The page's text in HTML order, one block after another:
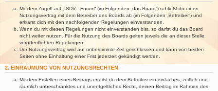
Mit dem Zugriff auf „ISDV - Forum“ (im Folgenden „das Board“) schließt du einen
Nutzungsvertrag mit dem Betreiber des Boards ab (im Folgenden „Betreiber“) und
erklärst dich mit den nachfolgenden Regelungen einverstanden.
Wenn du mit diesen Regelungen nicht einverstanden bist, so darfst du das Board
nicht weiter nutzen. Für die Nutzung des Boards gelten jeweils die an dieser Stelle
veröffentlichten Regelungen.
Der Nutzungsvertrag wird auf unbestimmte Zeit geschlossen und kann von beiden
Seiten ohne Einhaltung einer Frist jederzeit gekündigt werden.
2. EINRÄUMUNG VON NUTZUNGSRECHTEN
Mit dem Erstellen eines Beitrags erteilst du dem Betreiber ein einfaches, zeitlich und
räumlich unbeschränktes und unentgeltliches Recht, deinen Beitrag im Rahmen des